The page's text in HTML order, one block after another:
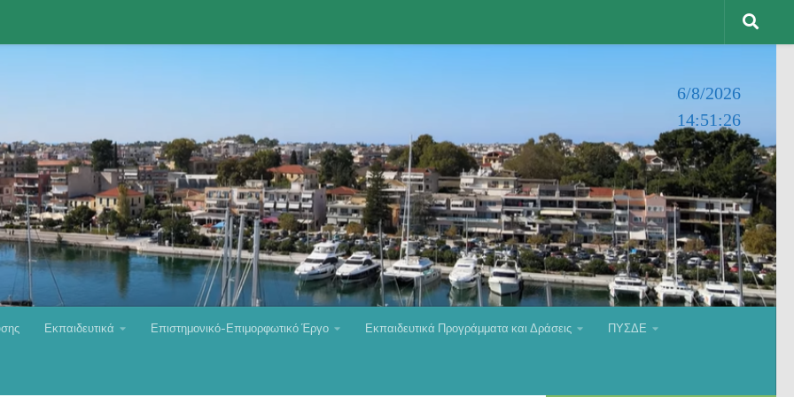
6/8/2026
14:51:27
Εκπαιδευτικά Επιστημονικό-Επιμορφωτικό Έργο Εκπαιδευτικά Προγράμματα και Δράσεις ΠΥΣΔΕ